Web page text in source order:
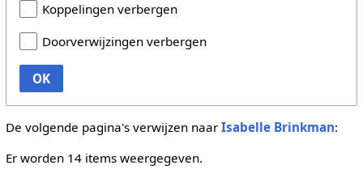
Koppelingen verbergen
Doorverwijzingen verbergen
OK
De volgende pagina's verwijzen naar Isabelle Brinkman:
Er worden 14 items weergegeven.